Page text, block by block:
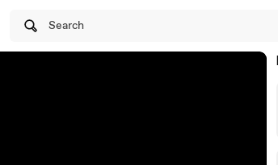
Search